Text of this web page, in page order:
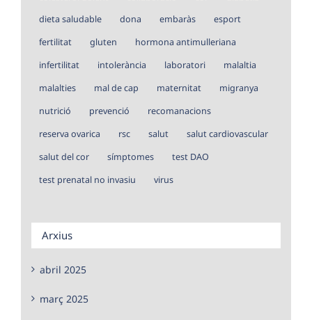
dieta saludable
dona embaràs
esport
fertilitat
gluten
hormona antimulleriana
infertilitat
intolerància laboratori
malaltia
malalties
mal de cap maternitat
migranya
nutrició
prevenció
recomanacions
reserva ovarica
rsc salut
salut cardiovascular
salut del cor
símptomes
test DAO
test prenatal no invasiu
virus
Arxius
abril 2025
març 2025